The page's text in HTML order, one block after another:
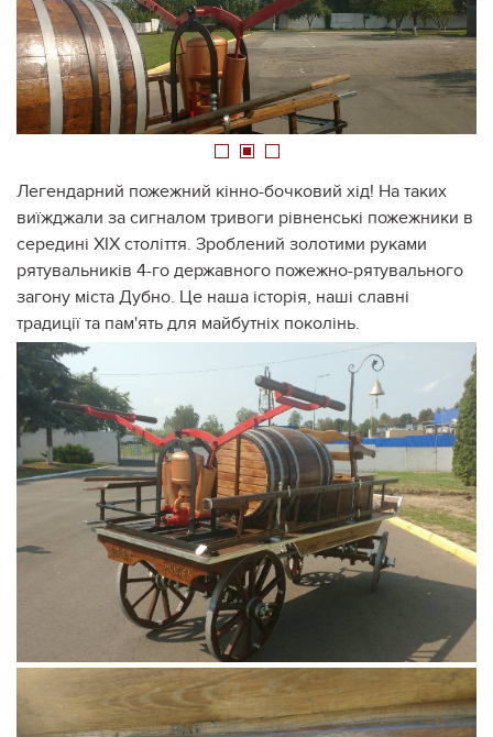
1 2 3
Легендарний пожежний кінно-бочковий хід! На таких
виїжджали за сигналом тривоги рівненські пожежники в
середині ХIХ століття. Зроблений золотими руками
рятувальників 4-го державного пожежно-рятувального
загону міста Дубно. Це наша історія, наші славні
традиції та пам'ять для майбутніх поколінь.